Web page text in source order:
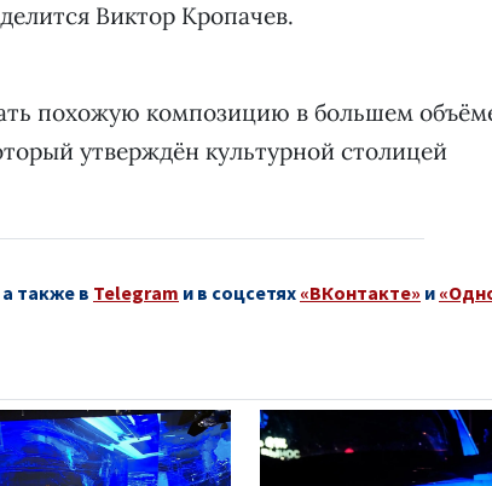
Виктор Кропачев.
похожую композицию в большем
утверждён культурной столицей
также в Telegram и в соцсетях «ВКонтакте» и